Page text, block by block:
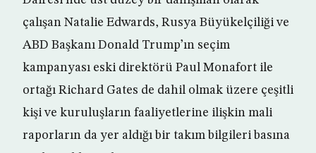
çalışan Natalie Edwards, Rusya Büyükelçiliği ve
ABD Başkanı Donald Trump’ın seçim
kampanyası eski direktörü Paul Monafort ile
ortağı Richard Gates de dahil olmak üzere çeşitli
kişi ve kuruluşların faaliyetlerine ilişkin mali
raporların da yer aldığı bir takım bilgileri basına